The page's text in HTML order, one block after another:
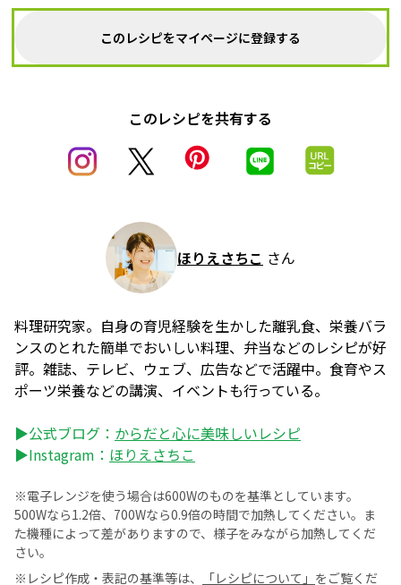
このレシピをマイページに登録する
このレシピを共有する
ほりえさちこ さん
料理研究家。自身の育児経験を生かした離乳食、栄養バラ
ンスのとれた簡単でおいしい料理、弁当などのレシピが好
評。雑誌、テレビ、ウェブ、広告などで活躍中。食育やス
ポーツ栄養などの講演、イベントも行っている。
▶公式ブログ： からだと心に美味しいレシピ
▶Instagram： ほりえさちこ
※電子レンジを使う場合は600Wのものを基準としています。
500Wなら1.2倍、700Wなら0.9倍の時間で加熱してください。ま
た機種によって差がありますので、様子をみながら加熱してくだ
さい。
※レシピ作成・表記の基準等は、
「レシピについて」 をご覧くだ